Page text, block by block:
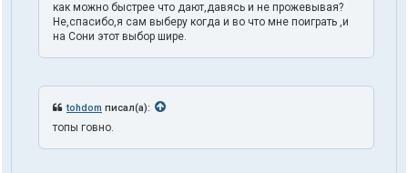
как можно быстрее что дают,давясь и не прожевывая?
Не,спасибо,я сам выберу когда и во что мне поиграть ,и
на Сони этот выбор шире.
tohdom писал(а):
топы говно.